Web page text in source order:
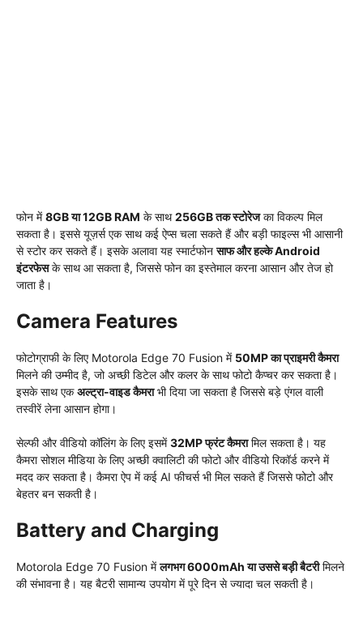
फोन में8GB या 12GB RAM के साथ256GB तक स्टोरेजका विकल्प मिल
सकता है। इससे यूज़र्स एक साथ कई ऐप्स चला सकते हैं और बड़ी फाइल्स भी आसानी
से स्टोर कर सकते हैं। इसके अलावा यह स्मार्टफोनसाफ और हल्के Android
इंटरफेसके साथ आ सकता है, जिससे फोन का इस्तेमाल करना आसान और तेज हो
जाता है।
Camera Features
फोटोग्राफी के लिए Motorola Edge 70 Fusion में 50MP का प्राइमरी कैमरा
मिलने की उम्मीद है, जो अच्छी डिटेल और कलर के साथ फोटो कैप्चर कर सकता है।
इसके साथ एकअल्ट्रा-वाइड कैमराभी दिया जा सकता है जिससे बड़े एंगल वाली
तस्वीरें लेना आसान होगा।
सेल्फी और वीडियो कॉलिंग के लिए इसमें32MP फ्रंट कैमरामिल सकता है। यह
कैमरा सोशल मीडिया के लिए अच्छी क्वालिटी की फोटो और वीडियो रिकॉर्ड करने में
मदद कर सकता है। कैमरा ऐप में कई AI फीचर्स भी मिल सकते हैं जिससे फोटो और
बेहतर बन सकती है।
Battery and Charging
Motorola Edge 70 Fusion मेंलगभग 6000mAh या उससे बड़ी बैटरीमिलने
की संभावना है। यह बैटरी सामान्य उपयोग में पूरे दिन से ज्यादा चल सकती है।